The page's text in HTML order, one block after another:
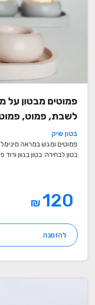
פמוטים מבטון על
לשבת, פמוט,
בטון שיק
פמוטים ומגש במראה
בטון לבחירה: בטון בגוון ורוד
₪
להזמנה